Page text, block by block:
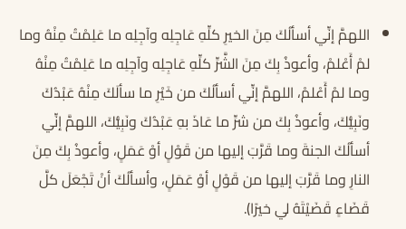
اللهمَّ إنِّي أسألُكَ مِنَ الخيرِ كلِّهِ عَاجِلِه وآجِلِه ما عَلِمْتُ مِنْهُ وما
لمْ أَعْلمْ، وأعوذُ بِكَ مِنَ الشَّرِّ كلِّهِ عَاجِلِه وآجِلِه ما عَلِمْتُ مِنْهُ
وما لمْ أَعْلمْ، اللهمَّ إنِّي أسألُكَ من خَيْرِ ما سألَكَ مِنْهُ عَبْدُكَ
ونَبِيُّكَ، وأعوذُ بِكَ من شرِّ ما عَاذَ بهِ عَبْدُكَ ونَبِيُّكَ، اللهمَّ إنِّي
أسألُكَ الجنةَ وما قَرَّبَ إليها من قَوْلٍ أوْ عَمَلٍ، وأعوذُ بِكَ مِنَ
النارِ وما قَرَّبَ إليها من قَوْلٍ أوْ عَمَلٍ، وأسألُكَ أنْ تَجْعَلَ كلَّ
قَضَاءٍ قَضَيْتَهُ لي خيرًا).